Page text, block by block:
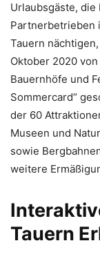
Urlaubsgäste,
Partnerbetrieben
Tauern
Oktober 2020
Bauernhöfe und
Sommercard“
der 60
Museen und
sowie
weitere
Tauern